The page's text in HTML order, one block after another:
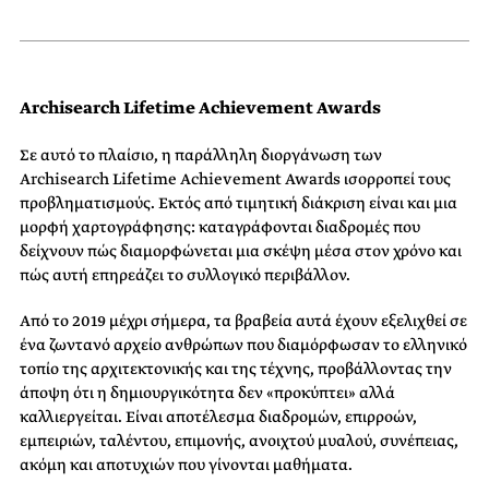
Archisearch Lifetime Achievement Awards
Σε αυτό το πλαίσιο, η παράλληλη διοργάνωση των
Archisearch Lifetime Achievement Awards ισορροπεί τους
προβληματισμούς. Εκτός από τιμητική διάκριση είναι και μια
μορφή χαρτογράφησης: καταγράφονται διαδρομές που
δείχνουν πώς διαμορφώνεται μια σκέψη μέσα στον χρόνο και
πώς αυτή επηρεάζει το συλλογικό περιβάλλον.
Από το 2019 μέχρι σήμερα, τα βραβεία αυτά έχουν εξελιχθεί σε
ένα ζωντανό αρχείο ανθρώπων που διαμόρφωσαν το ελληνικό
τοπίο της αρχιτεκτονικής και της τέχνης, προβάλλοντας την
άποψη ότι η δημιουργικότητα δεν «προκύπτει» αλλά
καλλιεργείται. Είναι αποτέλεσμα διαδρομών, επιρροών,
εμπειριών, ταλέντου, επιμονής, ανοιχτού μυαλού, συνέπειας,
ακόμη και αποτυχιών που γίνονται μαθήματα.